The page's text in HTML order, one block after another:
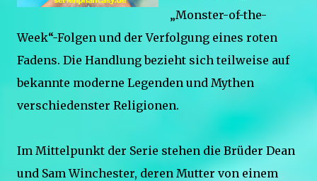
„Monster-of-the-
Week“-Folgen und der Verfolgung eines roten
Fadens. Die Handlung bezieht sich teilweise auf
bekannte moderne Legenden und Mythen
verschiedenster Religionen.
Im Mittelpunkt der Serie stehen die Brüder Dean
und Sam Winchester, deren Mutter von einem